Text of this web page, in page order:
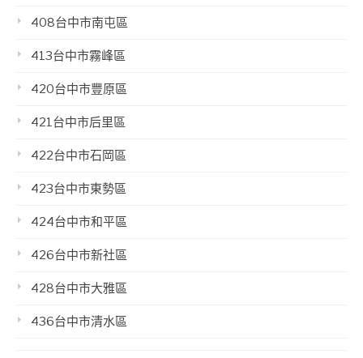
408台中市南屯區
413台中市霧峰區
420台中市豐原區
421台中市后里區
422台中市石岡區
423台中市東勢區
424台中市和平區
426台中市新社區
428台中市大雅區
436台中市清水區